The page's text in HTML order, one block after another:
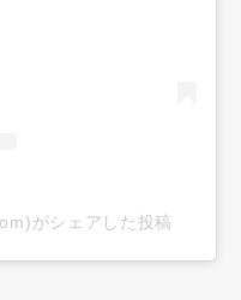
がシェアした投稿